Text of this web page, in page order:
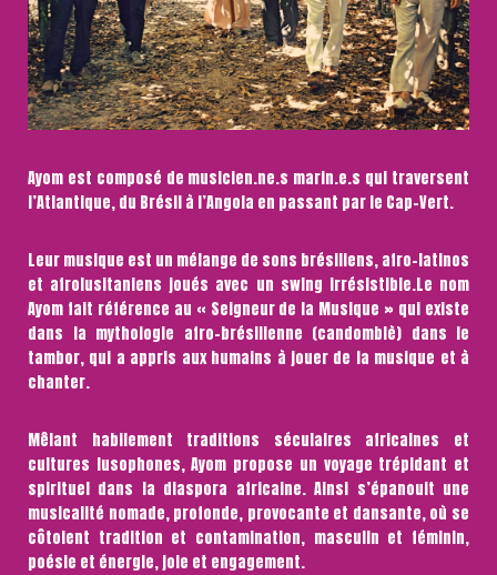
Ayom est composé de musicien.ne.s marin.e.s qui traversent
l’Atlantique, du Brésil à l’Angola en passant par le Cap-Vert.
Leur musique est un mélange de sons brésiliens, afro-latinos
et afrolusitaniens joués avec un swing irrésistible.Le nom
Ayom fait référence au « Seigneur de la Musique » qui existe
dans la mythologie afro-brésilienne (candomblè) dans le
tambor, qui a appris aux humains à jouer de la musique et à
chanter.
Mêlant habilement traditions séculaires africaines et
cultures lusophones, Ayom propose un voyage trépidant et
spirituel dans la diaspora africaine. Ainsi s’épanouit une
musicalité nomade, profonde, provocante et dansante, où se
côtoient tradition et contamination, masculin et féminin,
poésie et énergie, joie et engagement.